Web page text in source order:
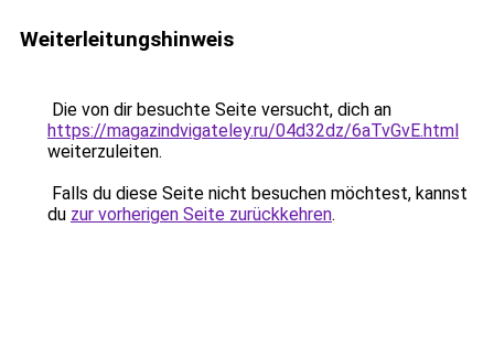
Weiterleitungshinweis
Die von dir besuchte Seite versucht, dich an
https://magazindvigateley.ru/04d32dz/6aTvGvE.html
weiterzuleiten.
Falls du diese Seite nicht besuchen möchtest, kannst
du zur vorherigen Seite zurückkehren.